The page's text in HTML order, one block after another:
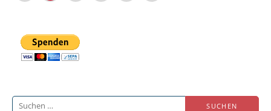
Suchen